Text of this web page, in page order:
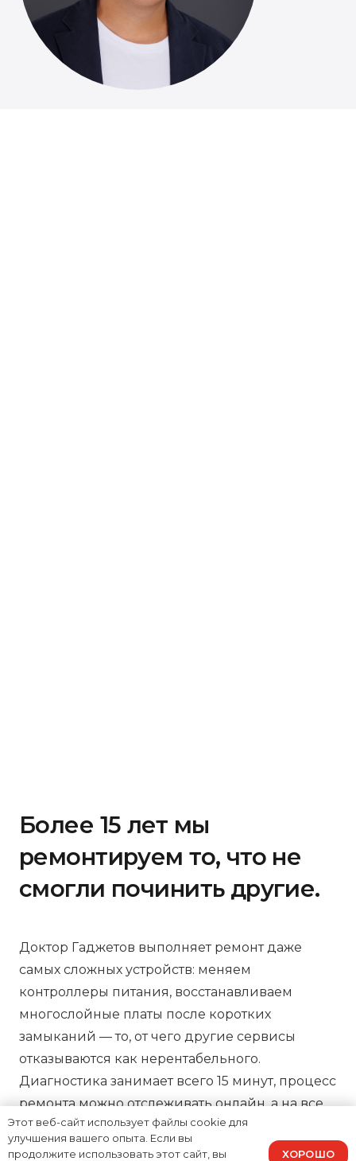
Более 15 лет мы
ремонтируем то, что не
смогли починить другие.
Доктор Гаджетов выполняет ремонт даже
самых сложных устройств: меняем
контроллеры питания, восстанавливаем
многослойные платы после коротких
замыканий — то, от чего другие сервисы
отказываются как нерентабельного.
Диагностика занимает всего 15 минут, процесс
ремонта можно отслеживать онлайн, а на все
работы предоставляем зафиксированную в
договоре гарантию, подтверждая нашу
Этот веб-сайт использует файлы cookie для
улучшения вашего опыта. Если вы
продолжите использовать этот сайт, вы
ХОРОШО